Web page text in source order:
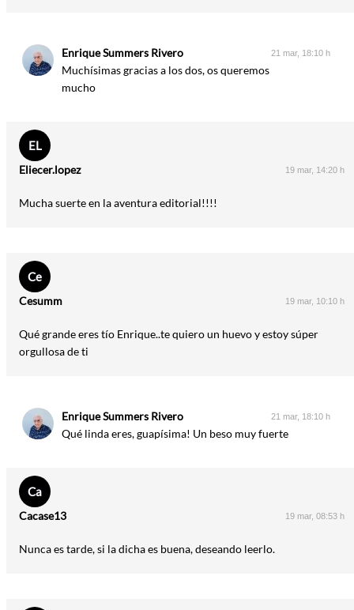
Enrique Summers Rivero 21 mar, 18:10 h
Muchísimas gracias a los dos, os queremos
mucho
EL
Eliecer.lopez 19 mar, 14:20 h
Mucha suerte en la aventura editorial!!!!
Ce
Cesumm 19 mar, 10:10 h
Qué grande eres tío Enrique..te quiero un huevo y estoy súper
orgullosa de ti
Enrique Summers Rivero 21 mar, 18:10 h
Qué linda eres, guapísima! Un beso muy fuerte
Ca
Cacase13 19 mar, 08:53 h
Nunca es tarde, si la dicha es buena, deseando leerlo.